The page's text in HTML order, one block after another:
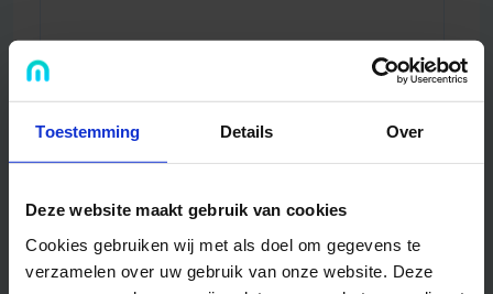
Toestemming Details Over
Deze website maakt gebruik van cookies
Cookies gebruiken wij met als doel om gegevens te
verzamelen over uw gebruik van onze website. Deze
Bestanden uplaoden (optioneel)
.jpg, .png, .gif en .webp bestanden kleiner dan 10MB
Titel Type